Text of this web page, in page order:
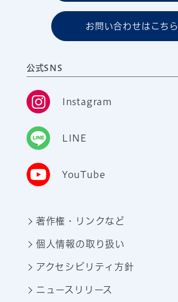
お問い合わせはこちら
公式SNS
Instagram
LINE
YouTube
著作権・リンクなど
個人情報の取り扱い
アクセシビリティ方針
ニュースリリース